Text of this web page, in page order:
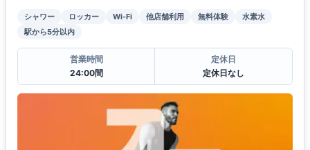
シャワー ロッカー Wi-Fi 他店舗利用 無料体験
水素水
駅から5分以内
営業時間
24:00間
定休日
定休日なし